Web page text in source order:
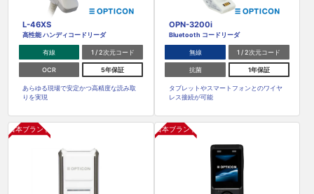
L-46XS
高性能 ハンディコードリーダ
有線 1 / 2次元コード
OCR 5年保証
あらゆる現場で安定かつ高精度な読み取
りを実現
OPN-3200i
Bluetooth コードリーダ
無線 1 / 2次元コード
抗菌 1年保証
タブレットやスマートフォンとのワイヤ
レス接続が可能
日本ブランド 日本ブランド